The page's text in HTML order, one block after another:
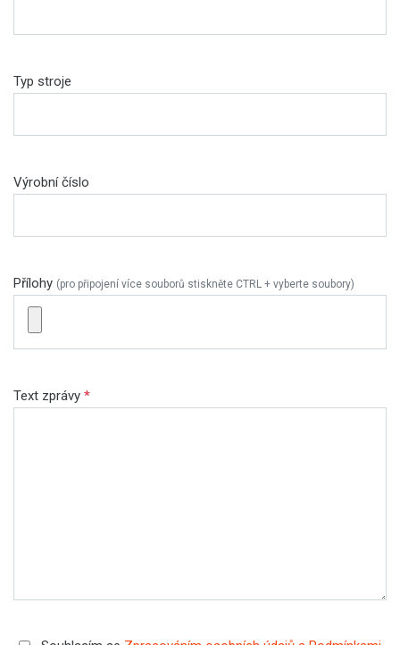
Typ stroje
Výrobní číslo
Přílohy (pro připojení více souborů stiskněte CTRL + vyberte soubory)
Text zprávy *